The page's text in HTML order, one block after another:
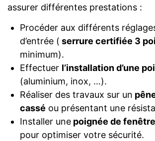
assurer différentes prestations :
Procéder aux différents
d’entrée ( serrure certifiée 3
minimum).
Effectuer l’installation d’une
(aluminium, inox, …).
Réaliser des travaux sur un
cassé ou présentant une
Installer unepoignée de fenêtre
pour optimiser votre sécurité.